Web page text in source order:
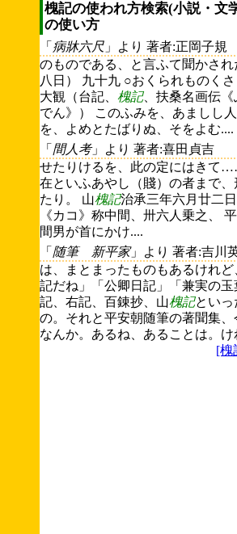
槐記の使われ方検索(小説・文
の使い方
「 病牀六尺 」より 著者:正岡子規
のものである、と言ふて聞かさ
八日） 九十九 ○おくられものく
大観（台記、 槐記、扶桑名画伝
でん》） このふみを、あましし
を、よめとたばりぬ、そをよむ....
「 間人考」より 著者:喜田貞吉
せたりけるを、此の定にはきて
在といふあやし（賤）の者まで
たり。 山槐記治承三年六月廿二
《カコ》称中間、卅六人乗之、
間男が首にかけ....
「 随筆 新平家」より 著者:吉川
は、まとまったものもあるけれど
記だね」「公卿日記」「兼実の
記、右記、百錬抄、山槐記といっ
の。それと平安朝随筆の著聞集
なんか。あるね、あることは。け
[槐